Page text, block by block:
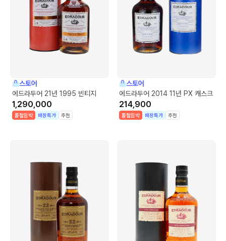
스토어
에드라두어 21년 1995 빈티지
1,290,000
품절임박 매장특가 추천
스토어
에드라두어 2014 11년 PX 캐스크
214,900
품절임박 매장특가 추천